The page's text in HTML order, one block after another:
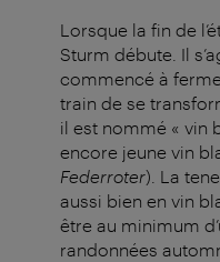
Lorsque la fin de
Sturm débute. Il
commencé à
train de se
il est nommé « vin
encore jeune vin
Federroter). La
aussi bien en vin
être au minimum
randonnées